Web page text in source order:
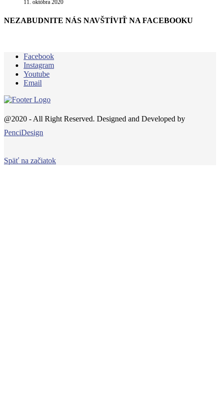
11. októbra 2020
NEZABUDNITE NÁS NAVŠTÍVIŤ NA FACEBOOKU
Facebook
Instagram
Youtube
Email
@2020 - All Right Reserved. Designed and Developed by
PenciDesign
Späť na začiatok